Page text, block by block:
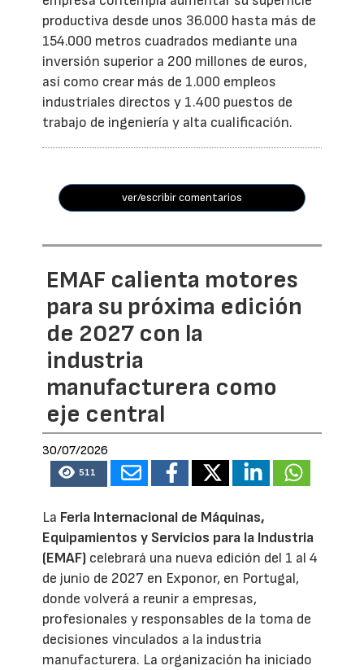
productiva desde unos 36.000 hasta más de
154.000 metros cuadrados mediante una
inversión superior a 200 millones de euros,
así como crear más de 1.000 empleos
industriales directos y 1.400 puestos de
trabajo de ingeniería y alta cualificación.
ver/escribir comentarios
EMAF calienta motores
para su próxima edición
de 2027 con la
industria
manufacturera como
eje central
30/07/2026
511
La Feria Internacional de Máquinas,
Equipamientos y Servicios para la Industria
(EMAF) celebrará una nueva edición del 1 al 4
de junio de 2027 en Exponor, en Portugal,
donde volverá a reunir a empresas,
profesionales y responsables de la toma de
decisiones vinculados a la industria
manufacturera. La organización ha iniciado